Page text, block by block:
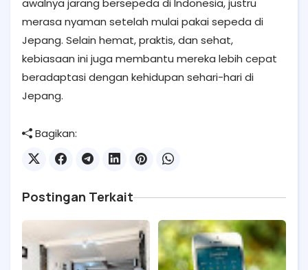
awalnya jarang bersepeda di Indonesia, justru
merasa nyaman setelah mulai pakai sepeda di
Jepang. Selain hemat, praktis, dan sehat,
kebiasaan ini juga membantu mereka lebih cepat
beradaptasi dengan kehidupan sehari-hari di
Jepang.
Bagikan:
Postingan Terkait